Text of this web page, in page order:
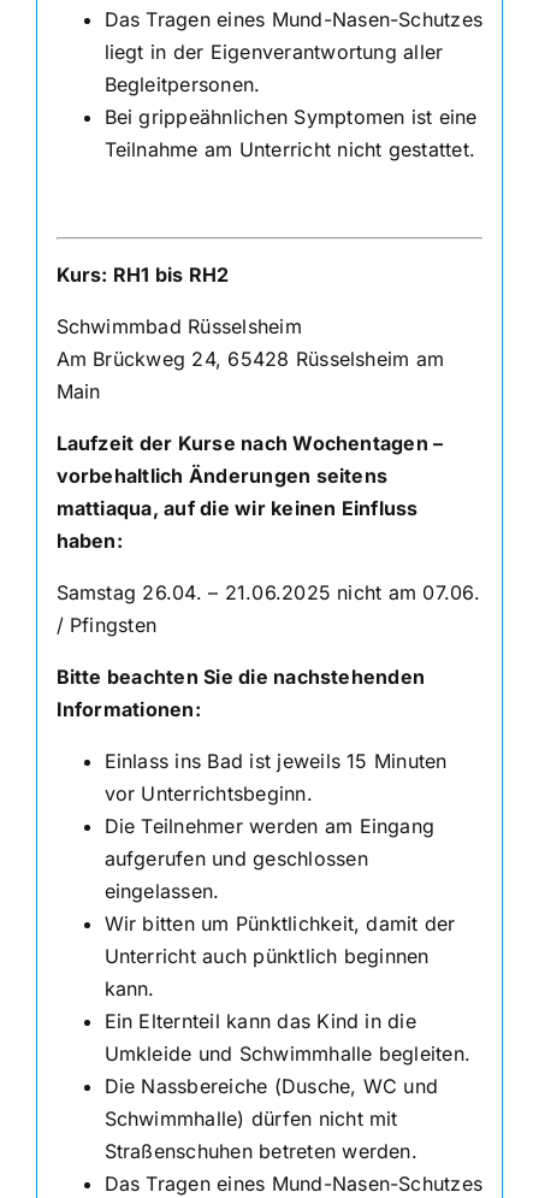
Das Tragen eines Mund-Nasen-Schutzes
liegt in der Eigenverantwortung aller
Begleitpersonen.
Bei grippeähnlichen Symptomen ist eine
Teilnahme am Unterricht nicht gestattet.
Kurs: RH1 bis RH2
Schwimmbad Rüsselsheim
Am Brückweg 24, 65428 Rüsselsheim am
Main
Laufzeit der Kurse nach Wochentagen –
vorbehaltlich Änderungen seitens
mattiaqua, auf die wir keinen Einfluss
haben:
Samstag 26.04. – 21.06.2025 nicht am 07.06.
/ Pfingsten
Bitte beachten Sie die nachstehenden
Informationen:
Einlass ins Bad ist jeweils 15 Minuten
vor Unterrichtsbeginn.
Die Teilnehmer werden am Eingang
aufgerufen und geschlossen
eingelassen.
Wir bitten um Pünktlichkeit, damit der
Unterricht auch pünktlich beginnen
kann.
Ein Elternteil kann das Kind in die
Umkleide und Schwimmhalle begleiten.
Die Nassbereiche (Dusche, WC und
Schwimmhalle) dürfen nicht mit
Straßenschuhen betreten werden.
Das Tragen eines Mund-Nasen-Schutzes